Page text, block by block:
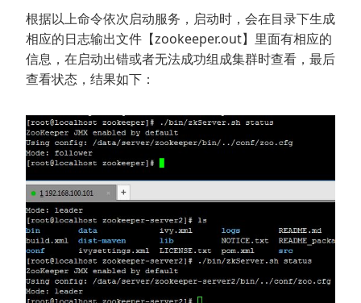
根据以上命令依次启动服务，启动时，会在目录下生成
相应的日志输出文件【zookeeper.out】里面有相应的
信息，在启动出错或者无法成功组成集群时查看，最后
查看状态，结果如下：